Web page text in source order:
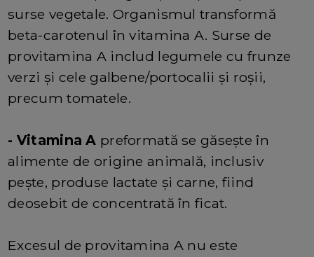
surse vegetale. Organismul transformă
beta-carotenul în vitamina A. Surse de
provitamina A includ legumele cu frunze
verzi și cele galbene/portocalii și roșii,
precum tomatele.
- Vitamina A preformată se găsește în
alimente de origine animală, inclusiv
pește, produse lactate și carne, fiind
deosebit de concentrată în ficat.
Excesul de provitamina A nu este